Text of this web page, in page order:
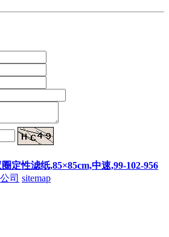
定性滤纸,85×85cm,中速,99-102-956
司 sitemap